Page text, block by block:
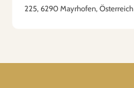
225, 6290 Mayrhofen, Österreich